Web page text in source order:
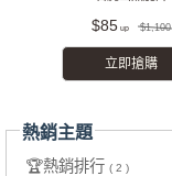
$85 $1,100
立即搶購
熱銷主題
🏆熱銷排行 ( 2 )